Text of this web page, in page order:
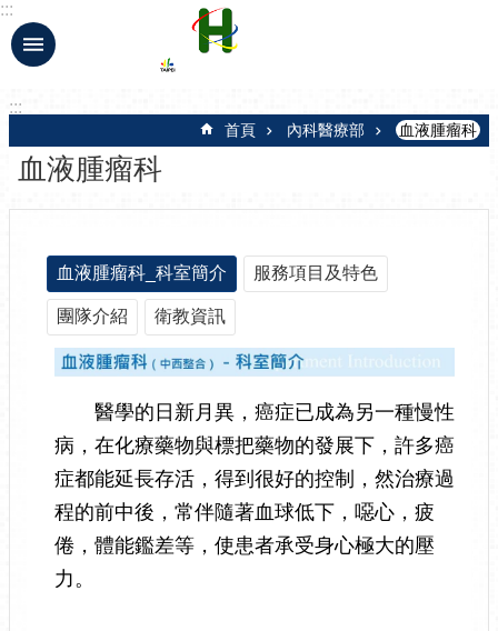
跳到主要內容區塊
:::
:::
首頁 內科醫療部 血液腫瘤科
血液腫瘤科
血液腫瘤科_科室簡介 服務項目及特色
團隊介紹 衛教資訊
醫學的日新月異，癌症已成為另一種慢性
病，在化療藥物與標把藥物的發展下，許多癌
症都能延長存活，得到很好的控制，然治療過
程的前中後，常伴隨著血球低下，噁心，疲
倦，體能鑑差等，使患者承受身心極大的壓
力。